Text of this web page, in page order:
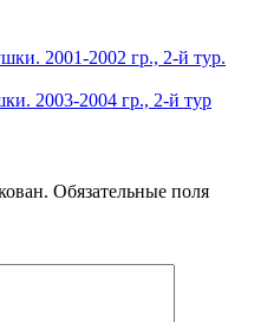
2001-2002 гр., 2-й тур.
2003-2004 гр., 2-й тур
Обязательные поля